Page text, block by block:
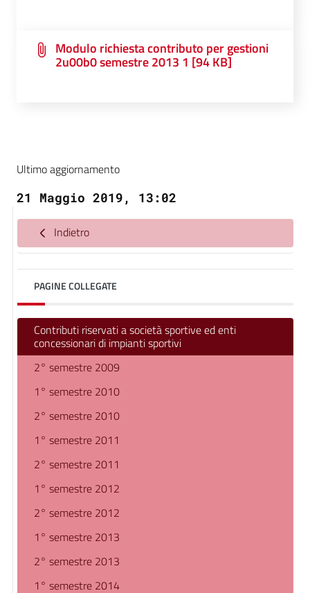
Modulo richiesta contributo per gestioni
2u00b0 semestre 2013 1 [94 KB]
Ultimo aggiornamento
21 Maggio 2019, 13:02
Indietro
PAGINE COLLEGATE
Contributi riservati a società sportive ed enti
concessionari di impianti sportivi
2° semestre 2009
1° semestre 2010
2° semestre 2010
1° semestre 2011
2° semestre 2011
1° semestre 2012
2° semestre 2012
1° semestre 2013
2° semestre 2013
1° semestre 2014